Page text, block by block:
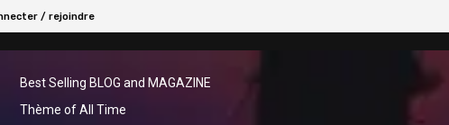
/ rejoindre
Best Selling BLOG and MAGAZINE
Thème of All Time